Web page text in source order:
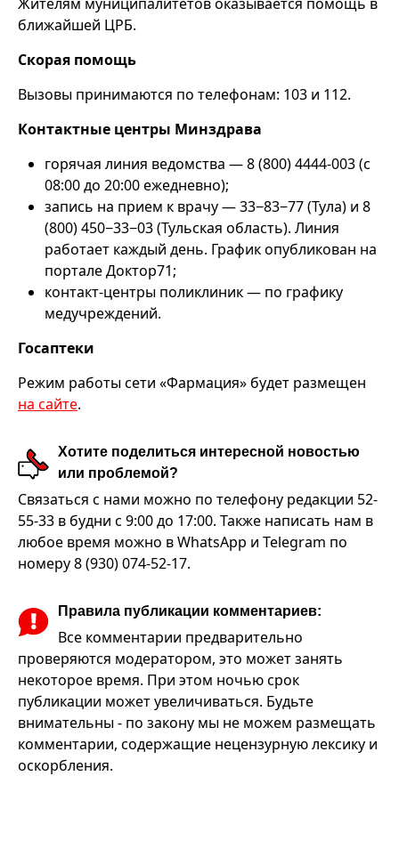
ближайшей ЦРБ.
Скорая помощь
Вызовы принимаются по телефонам: 103 и 112.
Контактные центры Минздрава
горячая линия ведомства — 8 (800) 4444-003 (с
08:00 до 20:00 ежедневно);
запись на прием к врачу — 33−83−77 (Тула) и 8
(800) 450−33−03 (Тульская область). Линия
работает каждый день. График опубликован на
портале Доктор71;
контакт-центры поликлиник — по графику
медучреждений.
Госаптеки
Режим работы сети «Фармация» будет размещен
на сайте.
Хотите поделиться интересной новостью
или проблемой?
Связаться с нами можно по телефону редакции 52-
55-33 в будни с 9:00 до 17:00. Также написать нам в
любое время можно в WhatsApp и Telegram по
номеру 8 (930) 074-52-17.
Правила публикации комментариев:
Все комментарии предварительно
проверяются модератором, это может занять
некоторое время. При этом ночью срок
публикации может увеличиваться. Будьте
внимательны - по закону мы не можем размещать
комментарии, содержащие нецензурную лексику и
оскорбления.